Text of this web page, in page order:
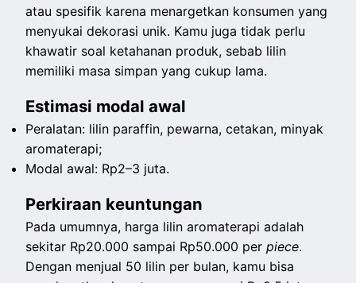
atau spesifik karena menargetkan konsumen yang
menyukai dekorasi unik. Kamu juga tidak perlu
khawatir soal ketahanan produk, sebab lilin
memiliki masa simpan yang cukup lama.
Estimasi modal awal
Peralatan: lilin paraffin, pewarna, cetakan, minyak
aromaterapi;
Modal awal: Rp2–3 juta.
Perkiraan keuntungan
Pada umumnya, harga lilin aromaterapi adalah
sekitar Rp20.000 sampai Rp50.000 perpiece.
Dengan menjual 50 lilin per bulan, kamu bisa